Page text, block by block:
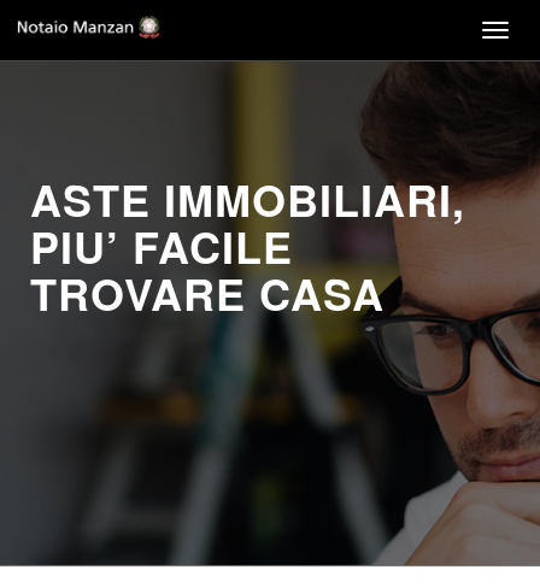
ASTE IMMOBILIARI,
PIU’ FACILE
TROVARE CASA